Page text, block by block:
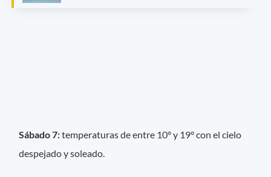
Sábado 7:temperaturas de entre 10° y 19° con el cielo
despejado y soleado.